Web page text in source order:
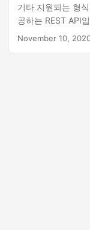
기타 지원되는 형
공하는 REST API
November 10,